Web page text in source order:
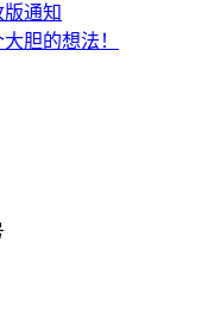
通知
胆的想法！